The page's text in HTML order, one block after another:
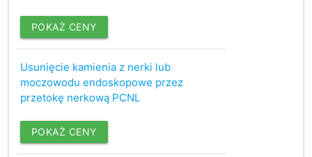
POKAŻ CENY
Usunięcie kamienia z nerki lub
moczowodu endoskopowe przez
przetokę nerkową PCNL
POKAŻ CENY